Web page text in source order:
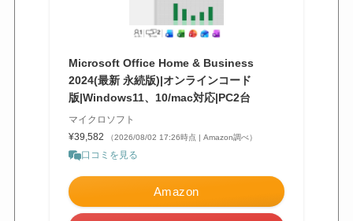
Microsoft Office Home & Business
2024(最新 永続版)|オンラインコード
版|Windows11、10/mac対応|PC2台
マイクロソフト
¥39,582
（2026/08/02 17:26時点 | Amazon調べ）
口コミを見る
Amazon